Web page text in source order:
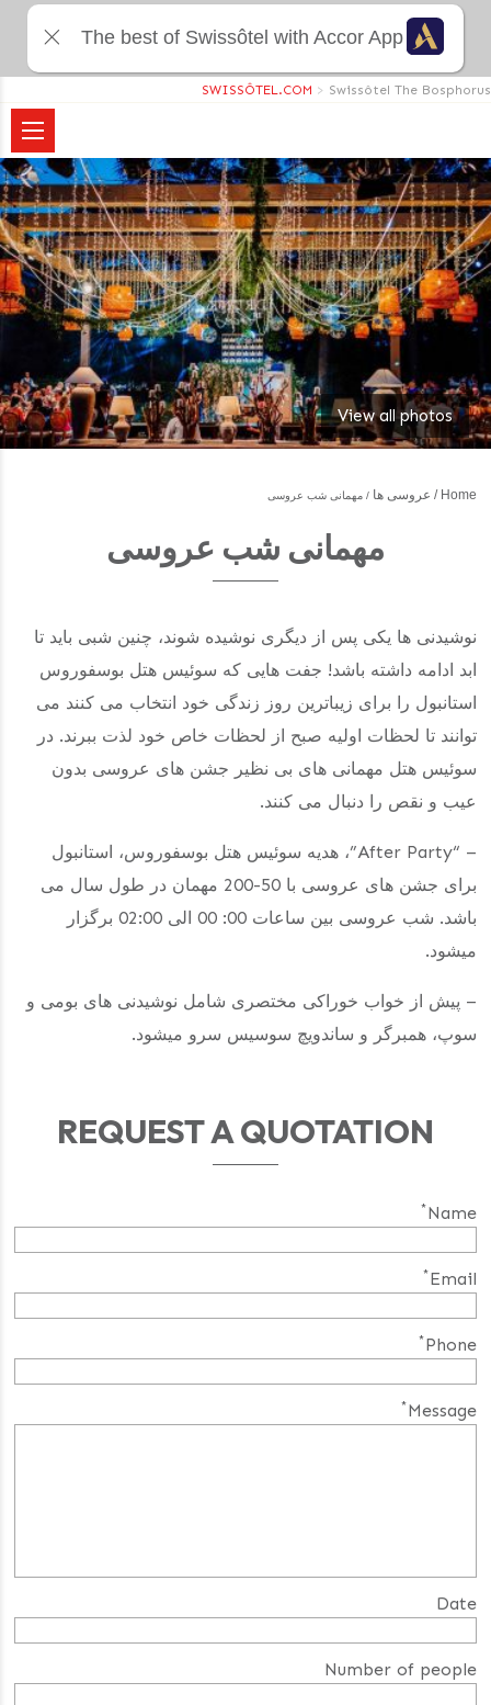
View all photos
Home عروسی ها مهمانی شب عروسی
مهمانی شب عروسی
نوشیدنی ها یکی پس از دیگری نوشیده شوند، چنین شبی باید تا
ابد ادامه داشته باشد! جفت هایی که سوئیس هتل بوسفوروس
استانبول را برای زیباترین روز زندگی خود انتخاب می کنند می
توانند تا لحظات اولیه صبح از لحظات خاص خود لذت ببرند. در
سوئیس هتل مهمانی های بی نظیر جشن های عروسی بدون
عیب و نقص را دنبال می کنند.
– “After Party”، هدیه سوئیس هتل بوسفوروس، استانبول
برای جشن های عروسی با 50-200 مهمان در طول سال می
باشد. شب عروسی بین ساعات 00: 00 الی 02:00 برگزار
میشود.
– پیش از خواب خوراکی مختصری شامل نوشیدنی های بومی و
سوپ، همبرگر و ساندویچ سوسیس سرو میشود.
REQUEST A QUOTATION
Name
*
Email
*
Phone
*
Message
*
Date
Number of people
SWISSÔTEL.COM > Swissôtel The Bosphorus
The best of Swissôtel with Accor App